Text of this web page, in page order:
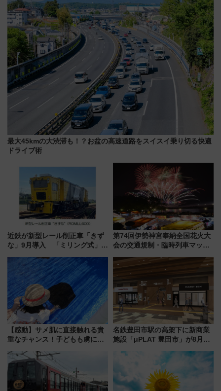
【2026年8月5日～25日】
行開始に！ この夏は直通列車で
横浜へ！
最大45kmの大渋滞も！？お盆の高速道路をスイスイ乗り切る快適
ドライブ術
近鉄が新型レール削正車「きず
な」9月導入 「ミリング式」採
化！安全性や乗り心地の向上に
貢献するだけでなく、全線区で
活躍するための仕組みも
第74回伊勢神宮奉納全国花火大
会の交通規制・臨時列車マッ
セス
【感動】サメ肌に直接触れる貴
重なチャンス！子どもも虜にな
メのタッチングプール」【夏休
み限定企画】
名鉄豊田市駅の高架下に新商業
施設「μPLAT 豊田市」が8月26
たな玄関口へ